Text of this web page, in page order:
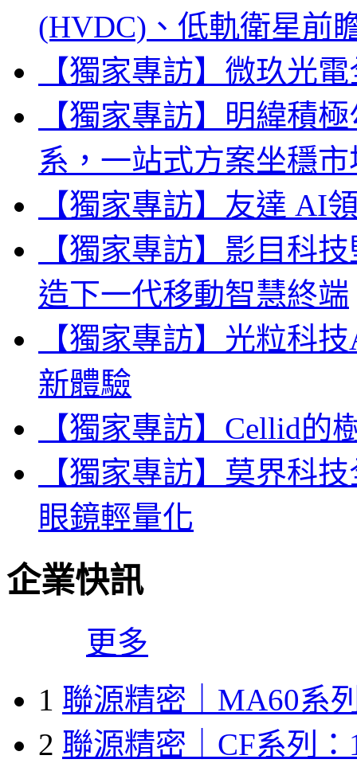
(HVDC)、低軌衛星前
【獨家專訪】微玖光
【獨家專訪】明緯積
系，一站式方案坐穩
【獨家專訪】友達 AI
【獨家專訪】影目科
造下一代移動智慧終端
【獨家專訪】光粒科
新體驗
【獨家專訪】Cellid的
【獨家專訪】莫界科
眼鏡輕量化
企業快訊
更多
1 聯源精密｜MA60系
2 聯源精密｜CF系列：